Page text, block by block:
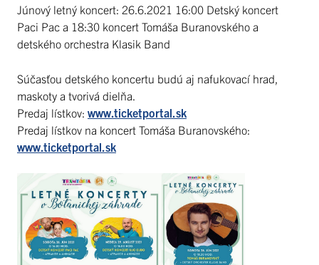
Júnový letný koncert: 26.6.2021 16:00 Detský koncert
Paci Pac a 18:30 koncert Tomáša Buranovského a
detského orchestra Klasik Band
Súčasťou detského koncertu budú aj nafukovací hrad,
maskoty a tvorivá dielňa.
Predaj lístkov: www.ticketportal.sk
Predaj lístkov na koncert Tomáša Buranovského:
www.ticketportal.sk